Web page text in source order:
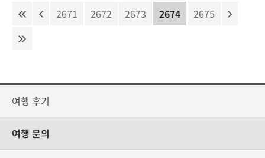
2671 2672 2673 2674 2675
여행 후기
여행 문의